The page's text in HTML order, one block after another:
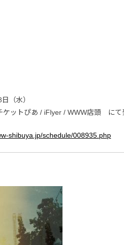
（水）
ケットぴあ / iFlyer / WWW店頭 にて
shibuya.jp/schedule/008935.php